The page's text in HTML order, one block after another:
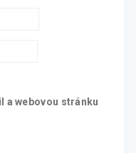
a webovou stránku